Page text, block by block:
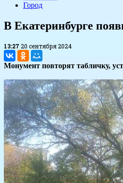
Город
​В Екатеринбурге
13:27 20 сентября 2024
Монумент повторят табличку,